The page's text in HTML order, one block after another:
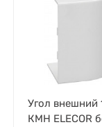
Угол внешний
КМН ELECOR